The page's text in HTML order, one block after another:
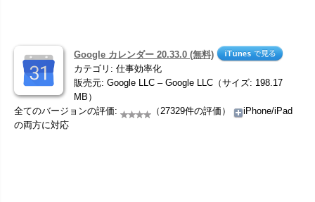
Google カレンダー 20.33.0 (無料)
カテゴリ: 仕事効率化
販売元: Google LLC – Google LLC（サイズ: 198.17
MB）
全てのバージョンの評価:
（27329件の評価）
iPhone/iPad
の両方に対応